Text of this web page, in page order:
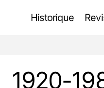
Historique
1920-